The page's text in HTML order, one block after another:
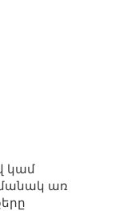
կամ
առ